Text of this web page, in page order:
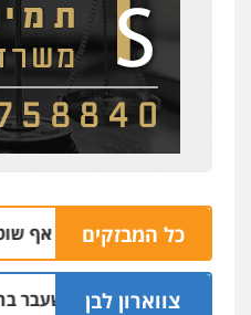
כל המבזקים
הרצח בנתיבות: אף שוטר לא
צווארון לבן
יו"ר ש"ס לשעבר בחיפה